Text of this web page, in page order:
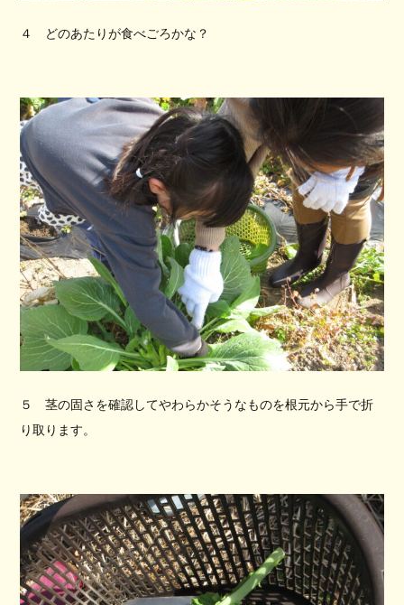
４ どのあたりが食べごろかな？
５ 茎の固さを確認してやわらかそうなものを根元から手で折
り取ります。